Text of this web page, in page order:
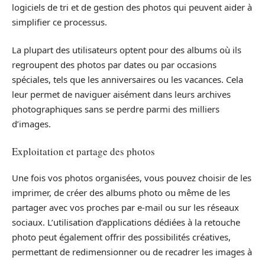
logiciels de tri et de gestion des photos qui peuvent aider à
simplifier ce processus.
La plupart des utilisateurs optent pour des albums où ils
regroupent des photos par dates ou par occasions
spéciales, tels que les anniversaires ou les vacances. Cela
leur permet de naviguer aisément dans leurs archives
photographiques sans se perdre parmi des milliers
d’images.
Exploitation et partage des photos
Une fois vos photos organisées, vous pouvez choisir de les
imprimer, de créer des albums photo ou même de les
partager avec vos proches par e-mail ou sur les réseaux
sociaux. L’utilisation d’applications dédiées à la retouche
photo peut également offrir des possibilités créatives,
permettant de redimensionner ou de recadrer les images à